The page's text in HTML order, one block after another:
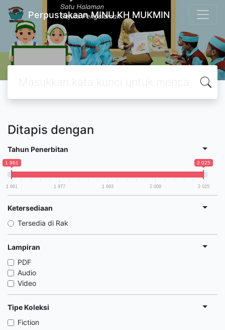
Perpustakaan MINU KH MUKMIN
Ditapis dengan
Tahun Penerbitan
1 961 2 025
1 961 1 977 1 993 2 009 2 025
Ketersediaan
Tersedia di Rak
Lampiran
PDF
Audio
Video
Tipe Koleksi
Fiction